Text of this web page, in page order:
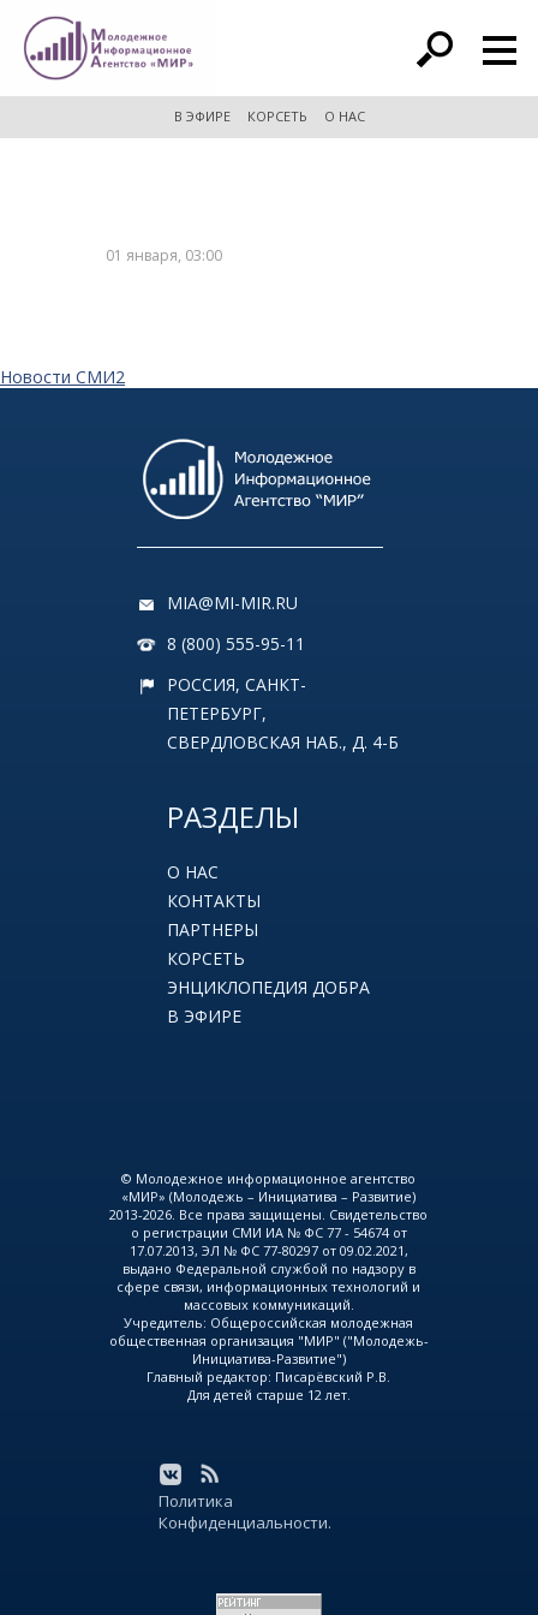
расширенный поиск
В ЭФИРЕ КОРСЕТЬ О НАС
01 января, 03:00
Новости СМИ2
MIA@MI-MIR.RU
8 (800) 555-95-11
РОССИЯ, САНКТ-
ПЕТЕРБУРГ,
СВЕРДЛОВСКАЯ НАБ., Д. 4-Б
РАЗДЕЛЫ
О НАС
КОНТАКТЫ
ПАРТНЕРЫ
КОРСЕТЬ
ЭНЦИКЛОПЕДИЯ ДОБРА
В ЭФИРЕ
© Молодежное информационное агентство
«МИР» (Молодежь – Инициатива – Развитие)
2013-2026. Все права защищены. Свидетельство
о регистрации СМИ ИА № ФС 77 - 54674 от
17.07.2013, ЭЛ № ФС 77-80297 от 09.02.2021,
выдано Федеральной службой по надзору в
сфере связи, информационных технологий и
массовых коммуникаций.
Учредитель: Общероссийская молодежная
общественная организация "МИР" ("Молодежь-
Инициатива-Развитие")
Главный редактор: Писарёвский Р.В.
Для детей старше 12 лет.
Политика
Конфиденциальности.